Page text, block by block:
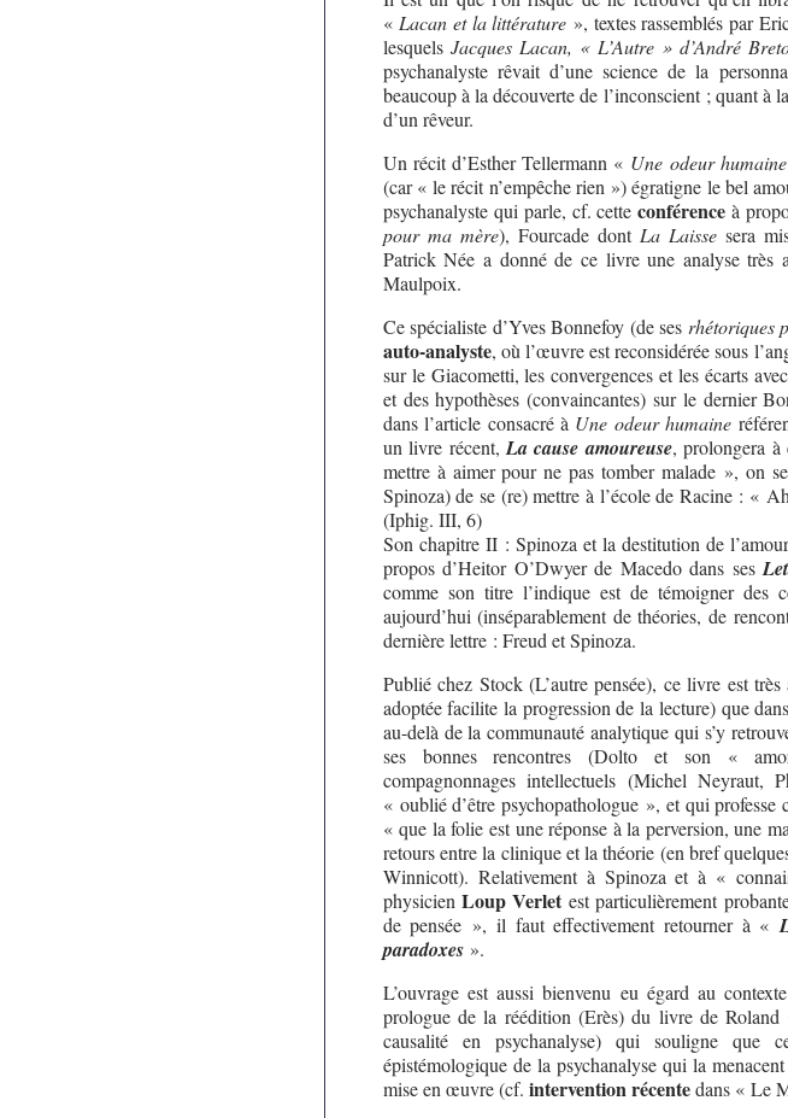
« Lacan et la littérature », textes rassemblés par
lesquelsJacques Lacan, « L’Autre » d’André
psychanalyste rêvait d’une science de la
beaucoup à la découverte de l’inconscient ; quant à
d’un rêveur.
Un récit d’Esther Tellermann « Une odeur humaine
(car « le récit n’empêche rien ») égratigne le bel
psychanalyste qui parle, cf. cetteconférence à
pour ma mère), Fourcade dont La Laissesera
Patrick Née a donné de ce livre une analyse très
Maulpoix.
Ce spécialiste d’Yves Bonnefoy (de ses rhétoriques
auto-analyste, où l’œuvre est reconsidérée sous
sur le Giacometti, les convergences et les écarts
et des hypothèses (convaincantes) sur le dernier
dans l’article consacré à Une odeur humaine
un livre récent, La cause amoureuse, prolongera
mettre à aimer pour ne pas tomber malade », on
Spinoza) de se (re) mettre à l’école de Racine : «
(Iphig. III, 6)
Son chapitre II : Spinoza et la destitution de
propos d’Heitor O’Dwyer de Macedo dans ses
comme son titre l’indique est de témoigner des
aujourd’hui (inséparablement de théories, de
dernière lettre : Freud et Spinoza.
Publié chez Stock (L’autre pensée), ce livre est
adoptée facilite la progression de la lecture) que
au-delà de la communauté analytique qui s’y
ses bonnes rencontres (Dolto et son «
compagnonnages intellectuels (Michel Neyraut,
« oublié d’être psychopathologue », et qui
« que la folie est une réponse à la perversion, une
retours entre la clinique et la théorie (en bref
Winnicott). Relativement à Spinoza et à «
physicienLoup Verlet est particulièrement
de pensée », il faut effectivement retourner à «
paradoxes».
L’ouvrage est aussi bienvenu eu égard au
prologue de la réédition (Erès) du livre de
causalité en psychanalyse) qui souligne
épistémologique de la psychanalyse qui la
mise en œuvre (cf. intervention récentedans « Le